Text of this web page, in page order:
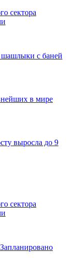
сектора
шашлыки с баней
в мире
выросла до 9
сектора